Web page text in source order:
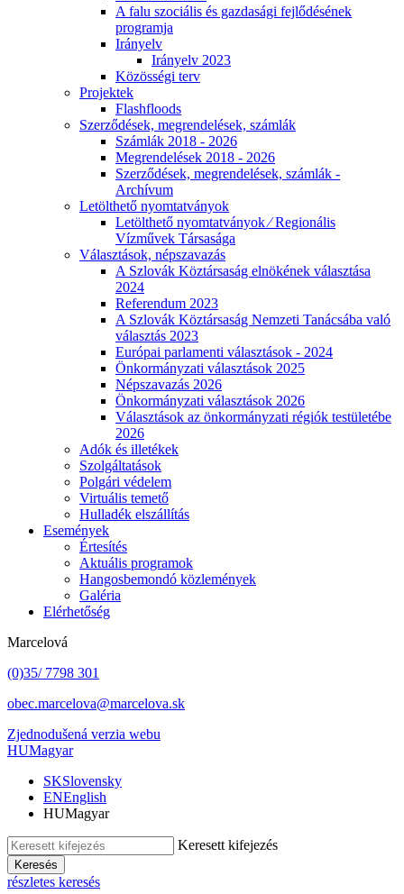
A falu szociális és gazdasági fejlődésének
programja
Irányelv
Irányelv 2023
Közösségi terv
Projektek
Flashfloods
Szerződések, megrendelések, számlák
Számlák 2018 - 2026
Megrendelések 2018 - 2026
Szerződések, megrendelések, számlák -
Archívum
Letölthető nyomtatványok
Letölthető nyomtatványok ⁄ Regionális
Vízművek Társasága
Választások, népszavazás
A Szlovák Köztársaság elnökének választása
2024
Referendum 2023
A Szlovák Köztársaság Nemzeti Tanácsába való
választás 2023
Európai parlamenti választások - 2024
Önkormányzati választások 2025
Népszavazás 2026
Önkormányzati választások 2026
Választások az önkormányzati régiók testületébe
2026
Adók és illetékek
Szolgáltatások
Polgári védelem
Virtuális temető
Hulladék elszállítás
Események
Értesítés
Aktuális programok
Hangosbemondó közlemények
Galéria
Elérhetőség
Marcelová
(0)35/ 7798 301
obec.marcelova@marcelova.sk
Zjednodušená verzia webu
HUMagyar
SKSlovensky
ENEnglish
HUMagyar
Keresett kifejezés
Keresés
részletes keresés